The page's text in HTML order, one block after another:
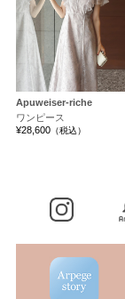
Apuweiser-riche
ワンピース
¥28,600（税込）